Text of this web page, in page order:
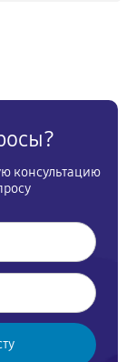
консультацию